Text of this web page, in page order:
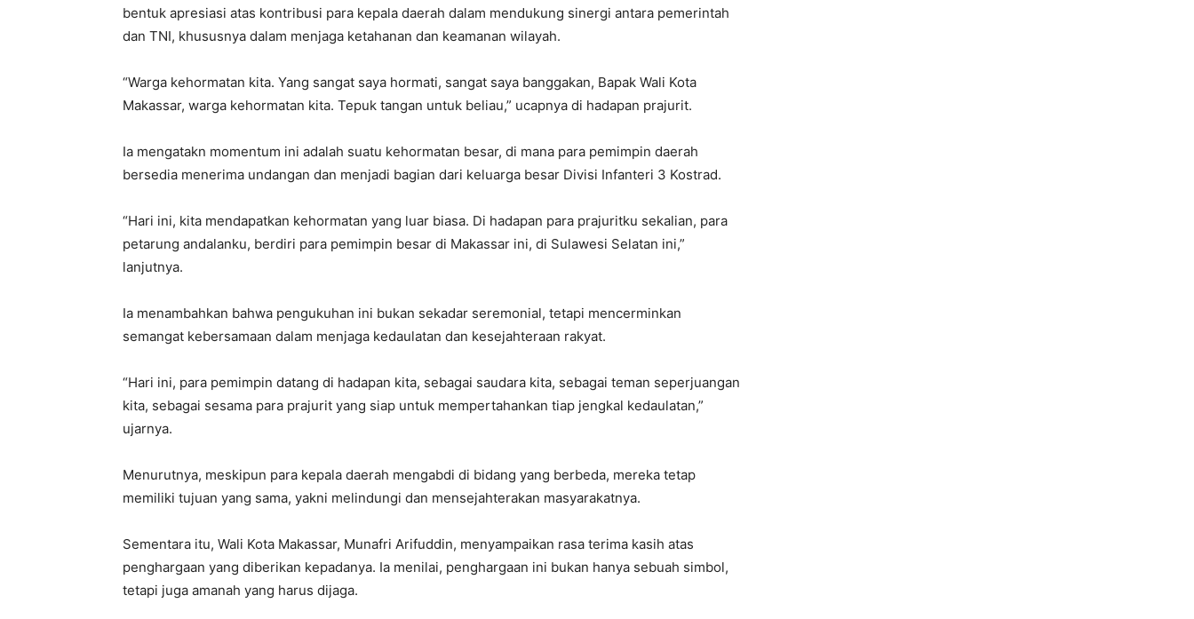
bentuk apresiasi atas kontribusi para kepala daerah dalam mendukung sinergi antara pemerintah
dan TNI, khususnya dalam menjaga ketahanan dan keamanan wilayah.
“Warga kehormatan kita. Yang sangat saya hormati, sangat saya banggakan, Bapak Wali Kota
Makassar, warga kehormatan kita. Tepuk tangan untuk beliau,” ucapnya di hadapan prajurit.
Ia mengatakn momentum ini adalah suatu kehormatan besar, di mana para pemimpin daerah
bersedia menerima undangan dan menjadi bagian dari keluarga besar Divisi Infanteri 3 Kostrad.
“Hari ini, kita mendapatkan kehormatan yang luar biasa. Di hadapan para prajuritku sekalian, para
petarung andalanku, berdiri para pemimpin besar di Makassar ini, di Sulawesi Selatan ini,”
lanjutnya.
Ia menambahkan bahwa pengukuhan ini bukan sekadar seremonial, tetapi mencerminkan
semangat kebersamaan dalam menjaga kedaulatan dan kesejahteraan rakyat.
“Hari ini, para pemimpin datang di hadapan kita, sebagai saudara kita, sebagai teman seperjuangan
kita, sebagai sesama para prajurit yang siap untuk mempertahankan tiap jengkal kedaulatan,”
ujarnya.
Menurutnya, meskipun para kepala daerah mengabdi di bidang yang berbeda, mereka tetap
memiliki tujuan yang sama, yakni melindungi dan mensejahterakan masyarakatnya.
Sementara itu, Wali Kota Makassar, Munafri Arifuddin, menyampaikan rasa terima kasih atas
penghargaan yang diberikan kepadanya. Ia menilai, penghargaan ini bukan hanya sebuah simbol,
tetapi juga amanah yang harus dijaga.